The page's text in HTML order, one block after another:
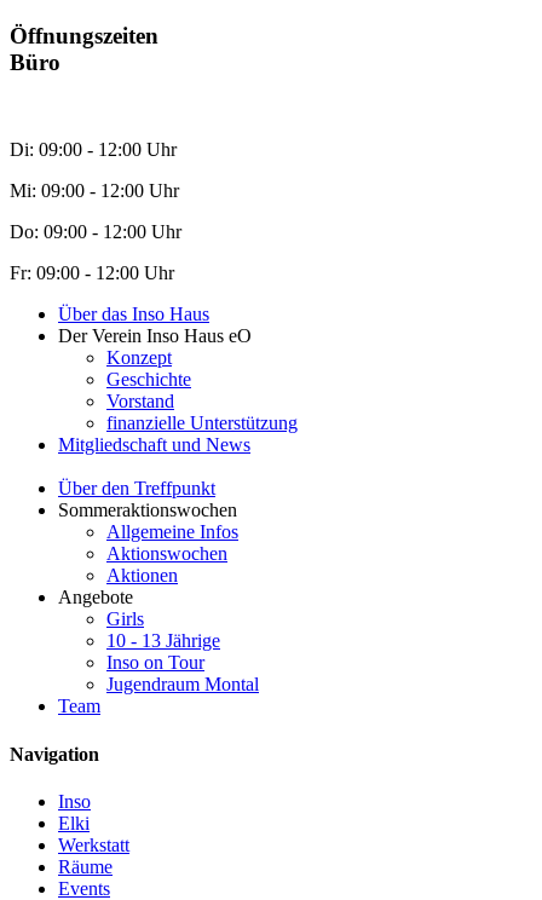
Öffnungszeiten
Büro
Di: 09:00 - 12:00 Uhr
Mi: 09:00 - 12:00 Uhr
Do: 09:00 - 12:00 Uhr
Fr: 09:00 - 12:00 Uhr
Über das Inso Haus
Der Verein Inso Haus eO
Konzept
Geschichte
Vorstand
finanzielle Unterstützung
Mitgliedschaft und News
Über den Treffpunkt
Sommeraktionswochen
Allgemeine Infos
Aktionswochen
Aktionen
Angebote
Girls
10 - 13 Jährige
Inso on Tour
Jugendraum Montal
Team
Navigation
Inso
Elki
Werkstatt
Räume
Events